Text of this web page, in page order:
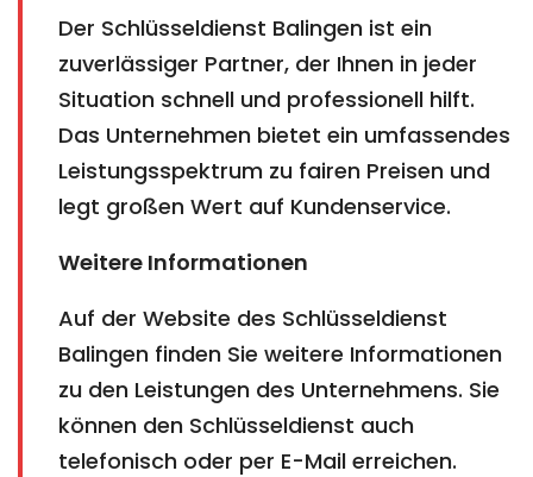
Der Schlüsseldienst Balingen ist ein
zuverlässiger Partner, der Ihnen in jeder
Situation schnell und professionell hilft.
Das Unternehmen bietet ein umfassendes
Leistungsspektrum zu fairen Preisen und
legt großen Wert auf Kundenservice.
Weitere Informationen
Auf der Website des Schlüsseldienst
Balingen finden Sie weitere Informationen
zu den Leistungen des Unternehmens. Sie
können den Schlüsseldienst auch
telefonisch oder per E-Mail erreichen.